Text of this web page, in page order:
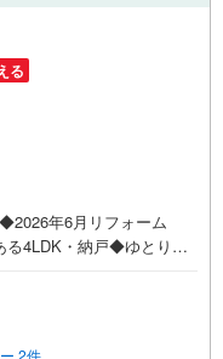
る
年6月リフォーム
る4LDK・納戸◆ゆとりあ
様でも安心◇キッズスペ
備しているので、必要の
ンについて◇現在借入れ
2件